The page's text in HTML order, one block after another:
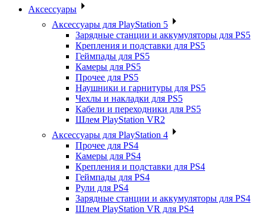
Аксессуары
Аксессуары для PlayStation 5
Зарядные станции и аккумуляторы для PS5
Крепления и подставки для PS5
Геймпады для PS5
Камеры для PS5
Прочее для PS5
Наушники и гарнитуры для PS5
Чехлы и накладки для PS5
Кабели и переходники для PS5
Шлем PlayStation VR2
Аксессуары для PlayStation 4
Прочее для PS4
Камеры для PS4
Крепления и подставки для PS4
Геймпады для PS4
Рули для PS4
Зарядные станции и аккумуляторы для PS4
Шлем PlayStation VR для PS4